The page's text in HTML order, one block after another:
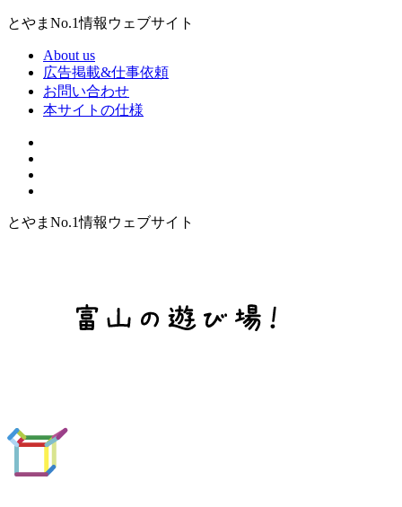
とやまNo.1情報ウェブサイト
About us
広告掲載&仕事依頼
お問い合わせ
本サイトの仕様
とやまNo.1情報ウェブサイト